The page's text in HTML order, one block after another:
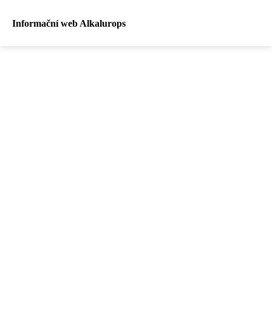
Informační web Alkalurops